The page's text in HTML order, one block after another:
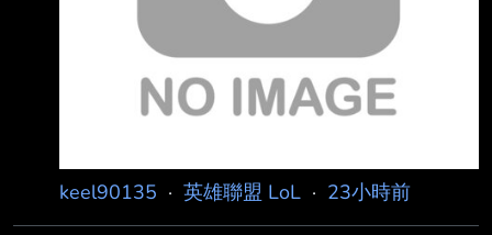
keel90135 · 英雄聯盟 LoL · 23小時前